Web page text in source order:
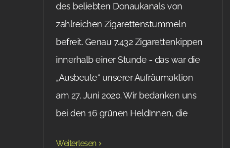
des beliebten Donaukanals von
zahlreichen Zigarettenstummeln
befreit. Genau 7.432 Zigarettenkippen
innerhalb einer Stunde - das war die
„Ausbeute“ unserer Aufräumaktion
am 27. Juni 2020. Wir bedanken uns
bei den 16 grünen HeldInnen, die
Weiterlesen